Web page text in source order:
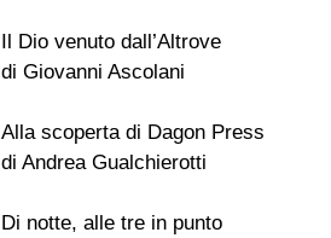
Il Dio venuto dall’Altrove
di Giovanni Ascolani
Alla scoperta di Dagon Press
di Andrea Gualchierotti
Di notte, alle tre in punto